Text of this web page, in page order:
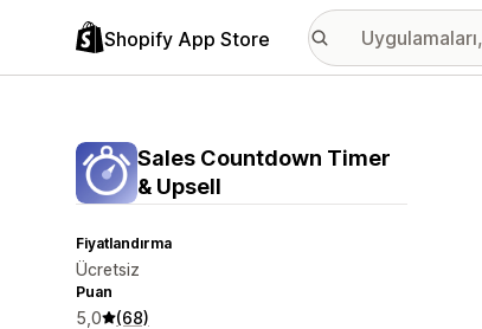
Shopify App Store
Sales Countdown Timer
& Upsell
Fiyatlandırma
Ücretsiz
Puan
5,0 (68)